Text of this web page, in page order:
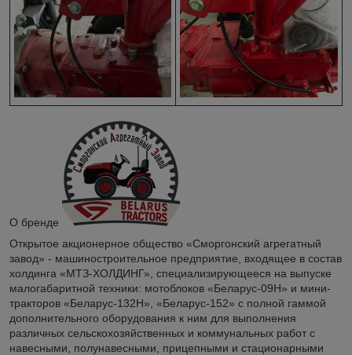
О бренде
Открытое акционерное общество «Сморгонский агрегатный
завод» - машиностроительное предприятие, входящее в состав
холдинга «МТЗ-ХОЛДИНГ», специализирующееся на выпуске
малогабаритной техники: мотоблоков «Беларус-09Н» и мини-
тракторов «Беларус-132Н», «Беларус-152» с полной гаммой
дополнительного оборудования к ним для выполнения
различных сельскохозяйственных и коммунальных работ с
навесными, полунавесными, прицепными и стационарными